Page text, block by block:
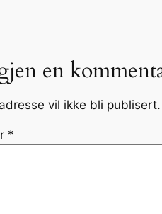
en
vil ikke bli publisert.
*